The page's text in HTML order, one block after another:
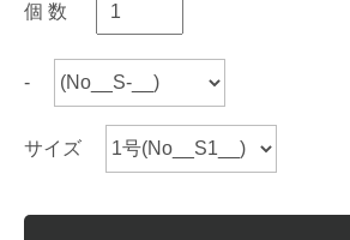
個 数
-
サイズ